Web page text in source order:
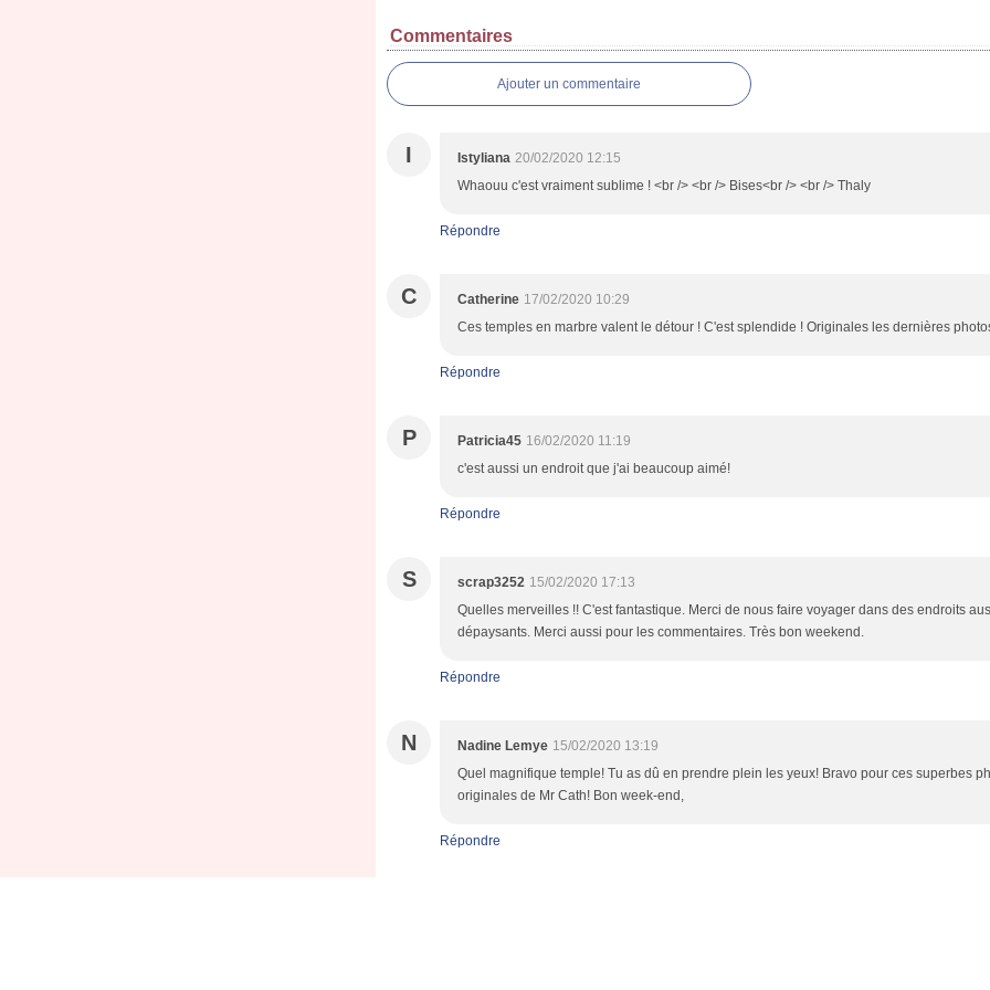
Commentaires
Ajouter un commentaire
I Istyliana 20/02/2020 12:15
Whaouu c'est vraiment sublime ! <br /> <br /> Bises<br /> <br /> Thaly
Répondre
C Catherine 17/02/2020 10:29
Ces temples en marbre valent le détour ! C'est splendide ! Originales les dernières
Répondre
P Patricia45 16/02/2020 11:19
c'est aussi un endroit que j'ai beaucoup aimé!
Répondre
S scrap3252 15/02/2020 17:13
Quelles merveilles !! C'est fantastique. Merci de nous faire voyager dans des endroits
dépaysants. Merci aussi pour les commentaires. Très bon weekend.
Répondre
N Nadine Lemye 15/02/2020 13:19
Quel magnifique temple! Tu as dû en prendre plein les yeux! Bravo pour ces superbes
originales de Mr Cath! Bon week-end,
Répondre